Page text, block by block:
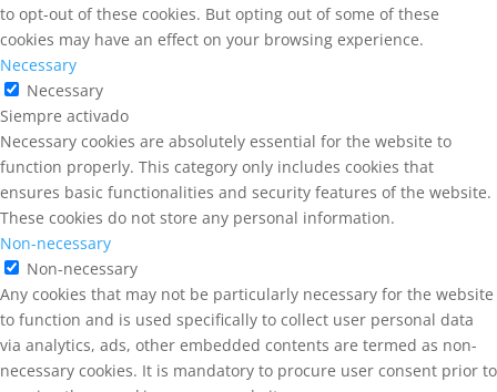
to opt-out of these cookies. But opting out of some of these
cookies may have an effect on your browsing experience.
Necessary
Necessary
Siempre activado
Necessary cookies are absolutely essential for the website to
function properly. This category only includes cookies that
ensures basic functionalities and security features of the website.
These cookies do not store any personal information.
Non-necessary
Non-necessary
Any cookies that may not be particularly necessary for the website
to function and is used specifically to collect user personal data
via analytics, ads, other embedded contents are termed as non-
necessary cookies. It is mandatory to procure user consent prior to